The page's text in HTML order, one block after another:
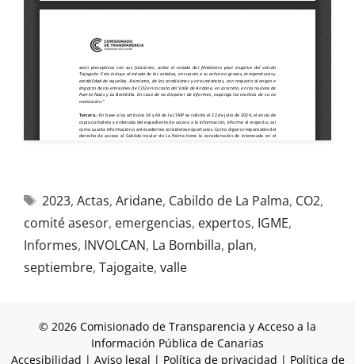
2023, Actas, Aridane, Cabildo de La Palma, CO2,
comité asesor, emergencias, expertos, IGME,
Informes, INVOLCAN, La Bombilla, plan,
septiembre, Tajogaite, valle
© 2026 Comisionado de Transparencia y Acceso a la
Información Pública de Canarias
Accesibilidad | Aviso legal | Política de privacidad | Política de